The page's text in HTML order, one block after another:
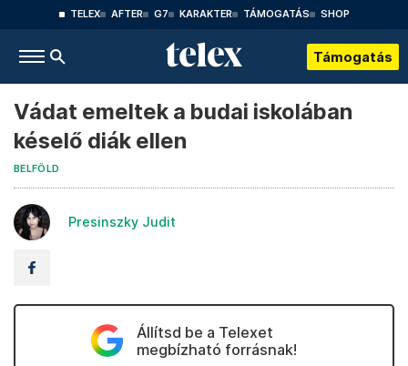
TELEX AFTER G7 KARAKTER TÁMOGATÁS SHOP
Támogatás
Vádat emeltek a budai iskolában
késelő diák ellen
BELFÖLD
Presinszky Judit
Állítsd be a Telexet
megbízható forrásnak!